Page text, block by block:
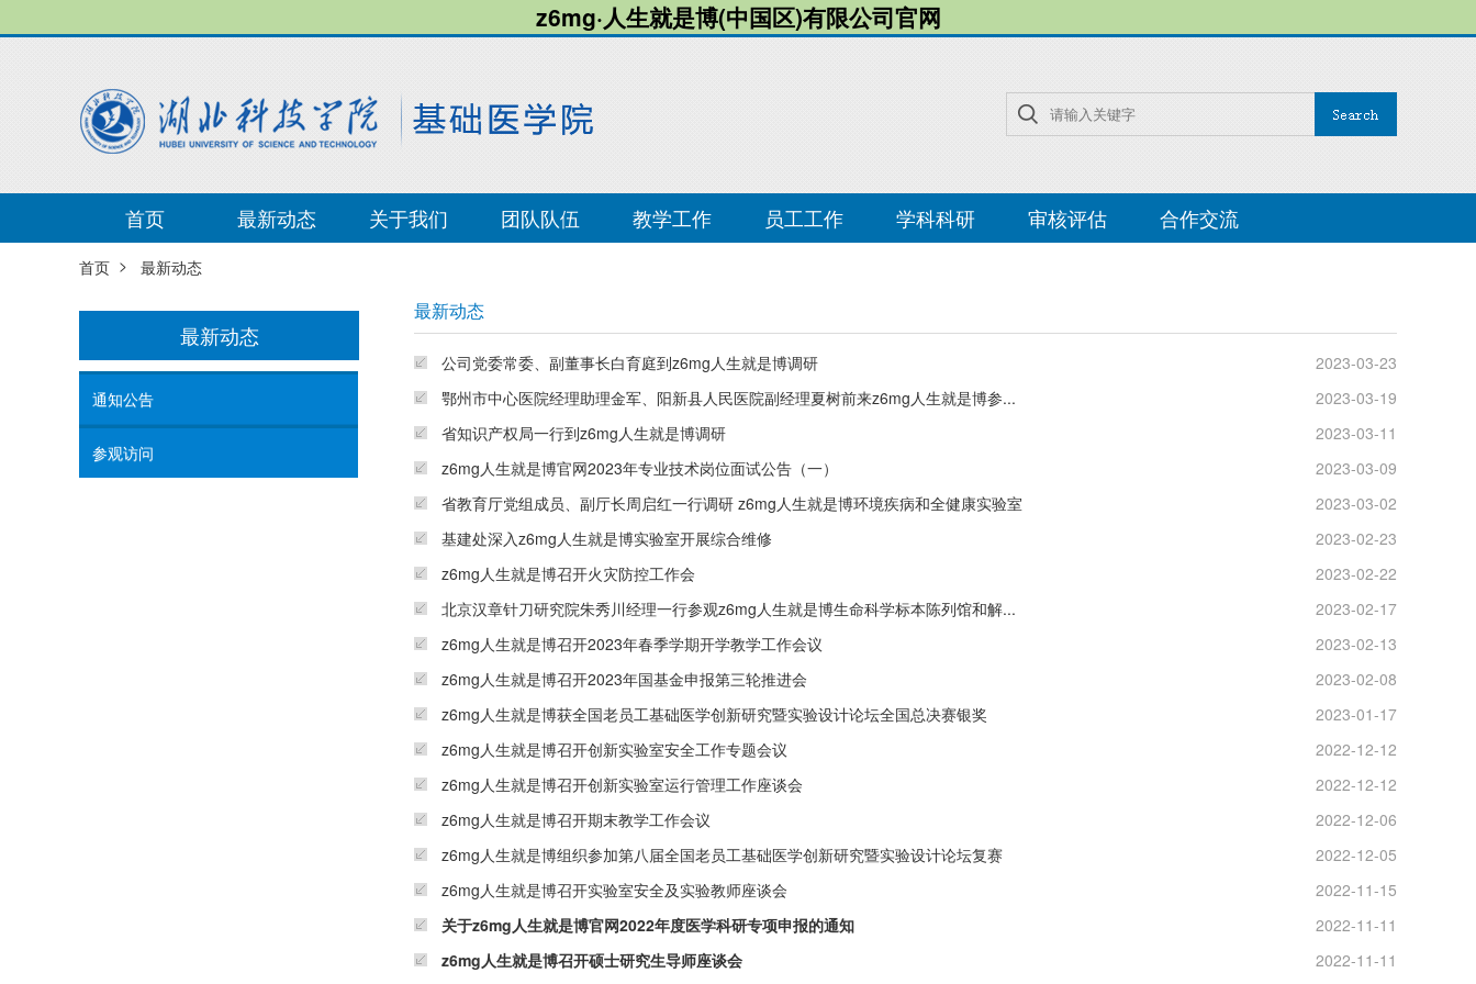
z6mg·人生就是博(中国区)有限公司官网
首页 最新动态 关于我们 团队队伍 教学工作 员工工作 学科科研 审核评估 合作交流
首页 > 最新动态
最新动态
通知公告
参观访问
最新动态
公司党委常委、副董事长白育庭到z6mg人生就是博调研
2023-03-23
鄂州市中心医院经理助理金军、阳新县人民医院副经理夏树前来z6mg人生就是博参...
2023-03-19
省知识产权局一行到z6mg人生就是博调研
2023-03-11
z6mg人生就是博官网2023年专业技术岗位面试公告（一）
2023-03-09
省教育厅党组成员、副厅长周启红一行调研 z6mg人生就是博环境疾病和全健康实验室
2023-03-02
基建处深入z6mg人生就是博实验室开展综合维修
2023-02-23
z6mg人生就是博召开火灾防控工作会
2023-02-22
北京汉章针刀研究院朱秀川经理一行参观z6mg人生就是博生命科学标本陈列馆和解...
2023-02-17
z6mg人生就是博召开2023年春季学期开学教学工作会议
2023-02-13
z6mg人生就是博召开2023年国基金申报第三轮推进会
2023-02-08
z6mg人生就是博获全国老员工基础医学创新研究暨实验设计论坛全国总决赛银奖
2023-01-17
z6mg人生就是博召开创新实验室安全工作专题会议
2022-12-12
z6mg人生就是博召开创新实验室运行管理工作座谈会
2022-12-12
z6mg人生就是博召开期末教学工作会议
2022-12-06
z6mg人生就是博组织参加第八届全国老员工基础医学创新研究暨实验设计论坛复赛
2022-12-05
z6mg人生就是博召开实验室安全及实验教师座谈会
2022-11-15
关于z6mg人生就是博官网2022年度医学科研专项申报的通知
2022-11-11
z6mg人生就是博召开硕士研究生导师座谈会
2022-11-11